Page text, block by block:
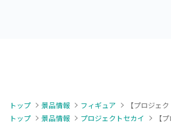
トップ 景品情報 フィギュア
トップ
景品情報 プロジェクトセカイ